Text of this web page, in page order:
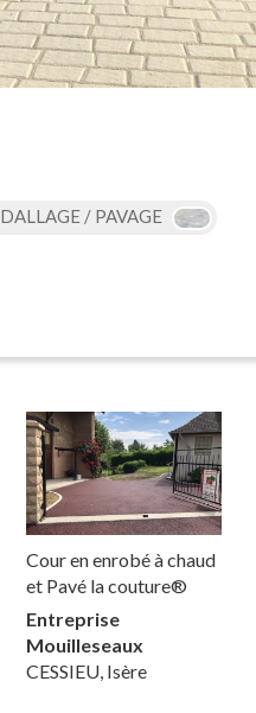
DALLAGE / PAVAGE
Cour en enrobé à chaud
et Pavé la couture®
Entreprise
Mouilleseaux
CESSIEU, Isère